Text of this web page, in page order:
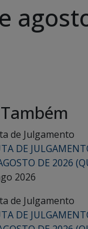
de Julgamento
DE
DE 2026
2026
de Julgamento
DE